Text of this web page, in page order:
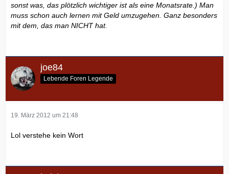
sonst was, das plötzlich wichtiger ist als eine Monatsrate.) Man
muss schon auch lernen mit Geld umzugehen. Ganz besonders
mit dem, das man NICHT hat.
joe84
Lebende Foren Legende
19. März 2012 um 21:48
Lol verstehe kein Wort